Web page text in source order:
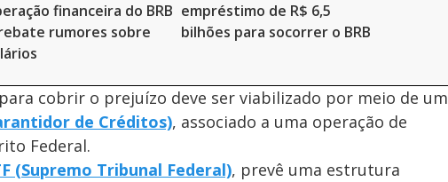
financeira do BRB
rumores sobre
empréstimo de R$ 6,5
bilhões para socorrer o BRB
cobrir o prejuízo deve ser viabilizado por meio de um
de Créditos), associado a uma operação de
Federal.
(Supremo Tribunal Federal), prevê uma estrutura